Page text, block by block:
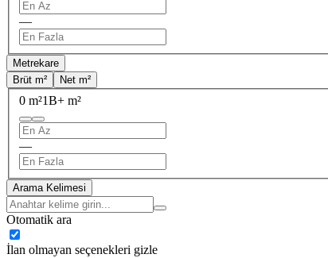
—
Metrekare
Brüt m²
Net m²
0 m²1B+ m²
—
Arama Kelimesi
Otomatik ara
İlan olmayan seçenekleri gizle